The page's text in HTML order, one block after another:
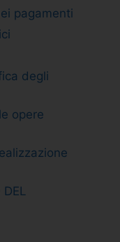
pagamenti
degli
opere